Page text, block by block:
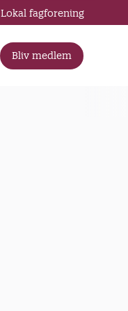
Bliv medlem
Lokal fagforening